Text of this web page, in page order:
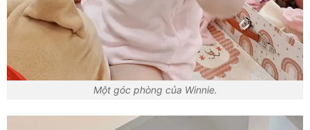
Một góc phòng của Winnie.